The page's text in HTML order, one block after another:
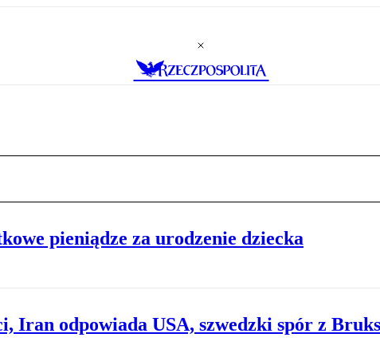
pieniądze za urodzenie dziecka
Iran odpowiada USA, szwedzki spór z